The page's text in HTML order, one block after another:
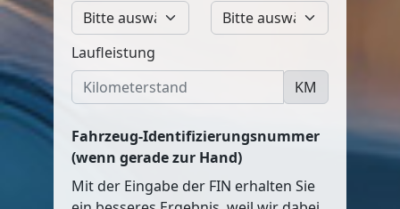
Laufleistung
KM
Fahrzeug-Identifizierungsnummer
(wenn gerade zur Hand)
Mit der Eingabe der FIN erhalten Sie